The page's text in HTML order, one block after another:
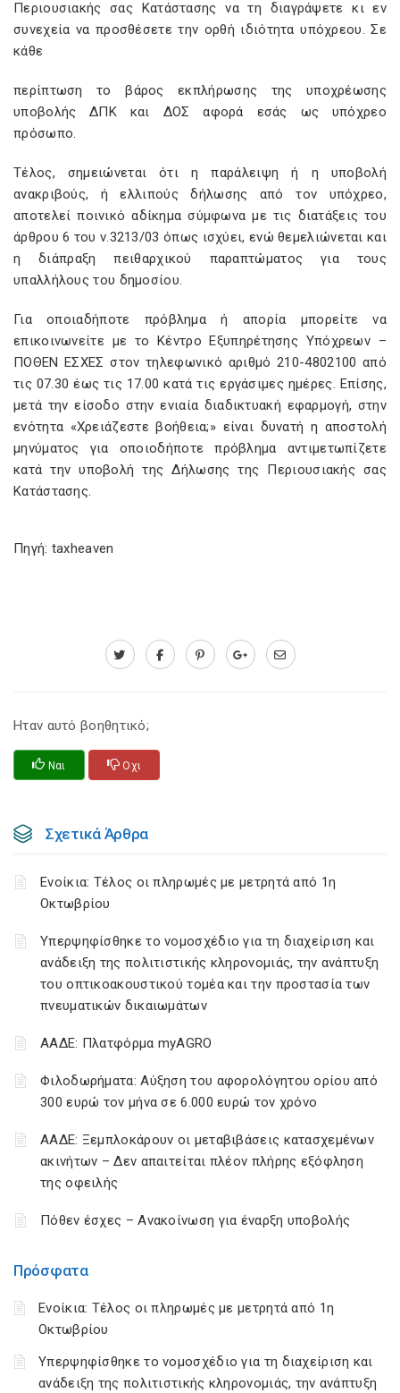
Πρόσφατα
Ενοίκια: Τέλος οι πληρωμές με μετρητά από 1η
Οκτωβρίου
Υπερψηφίσθηκε το νομοσχέδιο για τη διαχείριση και
ανάδειξη της πολιτιστικής κληρονομιάς, την ανάπτυξη
Περιουσιακής σας Κατάστασης να τη διαγράψετε κι εν
συνεχεία να προσθέσετε την ορθή ιδιότητα υπόχρεου. Σε
κάθε
περίπτωση το βάρος εκπλήρωσης της υποχρέωσης
υποβολής ΔΠΚ και ΔΟΣ αφορά εσάς ως υπόχρεο
πρόσωπο.
Τέλος, σημειώνεται ότι η παράλειψη ή η υποβολή
ανακριβούς, ή ελλιπούς δήλωσης από τον υπόχρεο,
αποτελεί ποινικό αδίκημα σύμφωνα με τις διατάξεις του
άρθρου 6 του ν.3213/03 όπως ισχύει, ενώ θεμελιώνεται και
η διάπραξη πειθαρχικού παραπτώματος για τους
υπαλλήλους του δημοσίου.
Για οποιαδήποτε πρόβλημα ή απορία μπορείτε να
επικοινωνείτε με το Κέντρο Εξυπηρέτησης Υπόχρεων –
ΠΟΘΕΝ ΕΣΧΕΣ στον τηλεφωνικό αριθμό 210-4802100 από
τις 07.30 έως τις 17.00 κατά τις εργάσιμες ημέρες. Επίσης,
μετά την είσοδο στην ενιαία διαδικτυακή εφαρμογή, στην
ενότητα «Χρειάζεστε βοήθεια;» είναι δυνατή η αποστολή
μηνύματος για οποιοδήποτε πρόβλημα αντιμετωπίζετε
κατά την υποβολή της Δήλωσης της Περιουσιακής σας
Κατάστασης.
Πηγή: taxheaven
Ηταν αυτό βοηθητικό;
Ναι Οχι
Σχετικά Άρθρα
Ενοίκια: Τέλος οι πληρωμές με μετρητά από 1η
Οκτωβρίου
Υπερψηφίσθηκε το νομοσχέδιο για τη διαχείριση και
ανάδειξη της πολιτιστικής κληρονομιάς, την ανάπτυξη
του οπτικοακουστικού τομέα και την προστασία των
πνευματικών δικαιωμάτων
ΑΑΔΕ: Πλατφόρμα myAGRO
Φιλοδωρήματα: Αύξηση του αφορολόγητου ορίου από
300 ευρώ τον μήνα σε 6.000 ευρώ τον χρόνο
ΑΑΔΕ: Ξεμπλοκάρουν οι μεταβιβάσεις κατασχεμένων
ακινήτων – Δεν απαιτείται πλέον πλήρης εξόφληση
της οφειλής
Πόθεν έσχες – Ανακοίνωση για έναρξη υποβολής